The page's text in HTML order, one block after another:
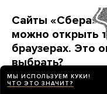
Сайты «Сбера»
можно открыть
браузерах. Это
выбрать?
Короткая
переходить на
МЫ ИСПОЛЬЗУЕМ КУКИ!
ЧТО ЭТО ЗНАЧИТ?